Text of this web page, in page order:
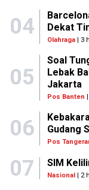
04
Dekat
Olahraga| 3
05
Soal
Lebak
Jakarta
Pos Banten
06
Gudang
Pos
07 SIM
Nasional | 2